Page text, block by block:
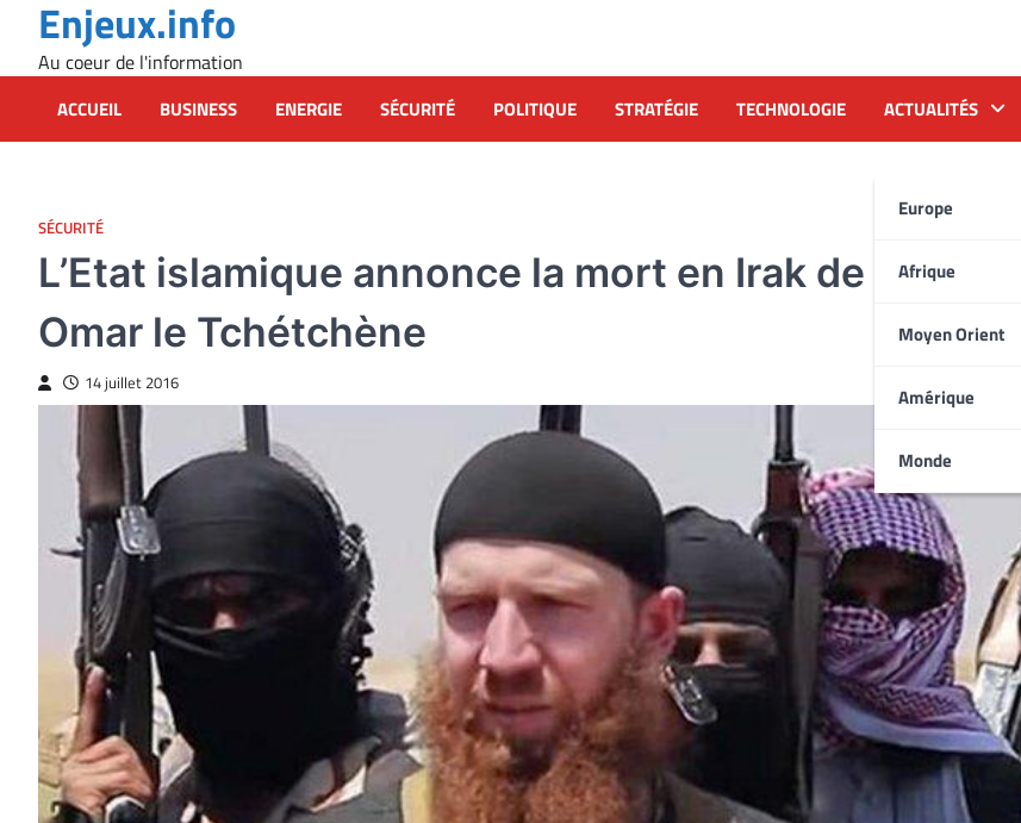
content
Enjeux.info
Au coeur de l'information
ACCUEIL BUSINESS ENERGIE SÉCURITÉ POLITIQUE STRATÉGIE TECHNOLOGIE ACTUALITÉS
Europe
Afrique
Moyen Orient
Amérique
Monde
SÉCURITÉ
L’Etat islamique annonce la mort en Irak de son chef
Omar le Tchétchène
14 juillet 2016